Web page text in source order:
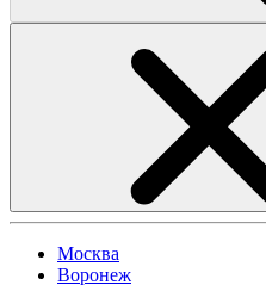
Москва
Воронеж